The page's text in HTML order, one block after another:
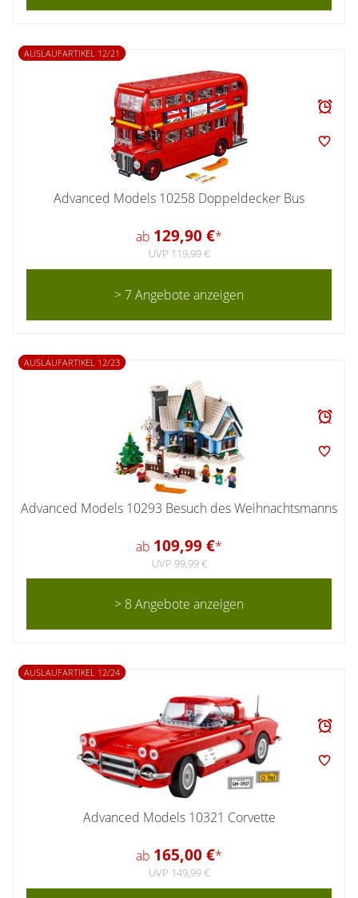
AUSLAUFARTIKEL 12/21
Advanced Models 10258 Doppeldecker Bus
ab 129,90 €*
UVP 119,99 €
> 7 Angebote anzeigen
AUSLAUFARTIKEL 12/23
Advanced Models 10293 Besuch des Weihnachtsmanns
ab 109,99 €*
UVP 99,99 €
> 8 Angebote anzeigen
AUSLAUFARTIKEL 12/24
Advanced Models 10321 Corvette
ab 165,00 €*
UVP 149,99 €